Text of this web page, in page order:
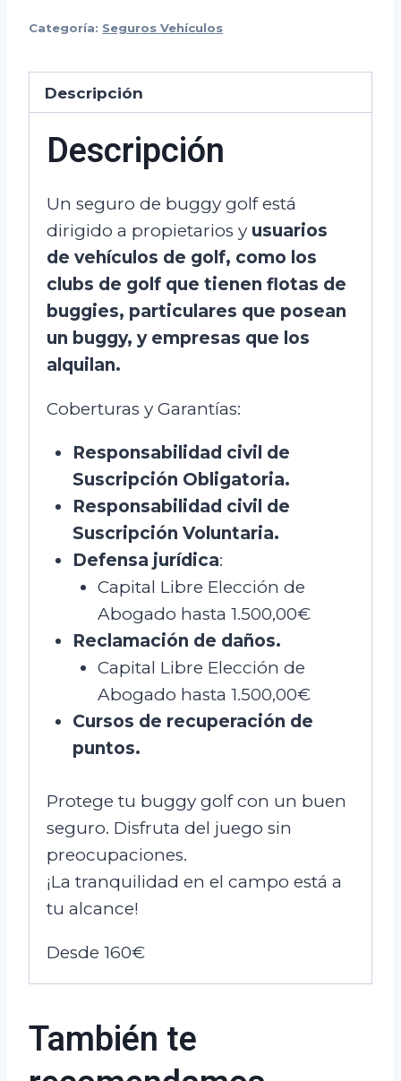
Categoría: Seguros Vehículos
Descripción
Descripción
Un seguro de buggy golf está
dirigido a propietarios y usuarios
de vehículos de golf, como los
clubs de golf que tienen flotas de
buggies, particulares que posean
un buggy, y empresas que los
alquilan.
Coberturas y Garantías:
Responsabilidad civil de
Suscripción Obligatoria.
Responsabilidad civil de
Suscripción Voluntaria.
Defensa jurídica:
Capital Libre Elección de
Abogado hasta 1.500,00€
Reclamación de daños.
Capital Libre Elección de
Abogado hasta 1.500,00€
Cursos de recuperación de
puntos.
Protege tu buggy golf con un buen
seguro. Disfruta del juego sin
preocupaciones.
¡La tranquilidad en el campo está a
tu alcance!
Desde 160€
También te